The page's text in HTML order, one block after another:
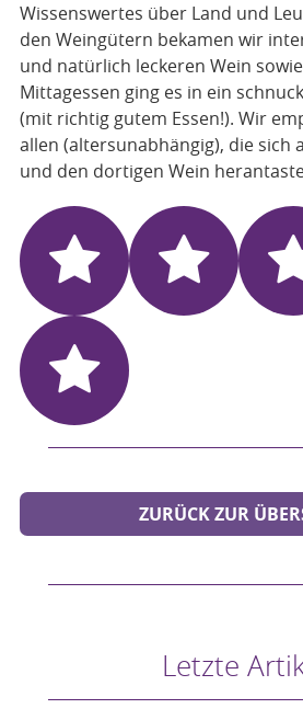
Wissenswertes über Land und
den Weingütern bekamen wir
und natürlich leckeren Wein
Mittagessen ging es in ein
(mit richtig gutem Essen!). Wir
allen (altersunabhängig), die sich
und den dortigen Wein
ZURÜCK ZUR
Letzte